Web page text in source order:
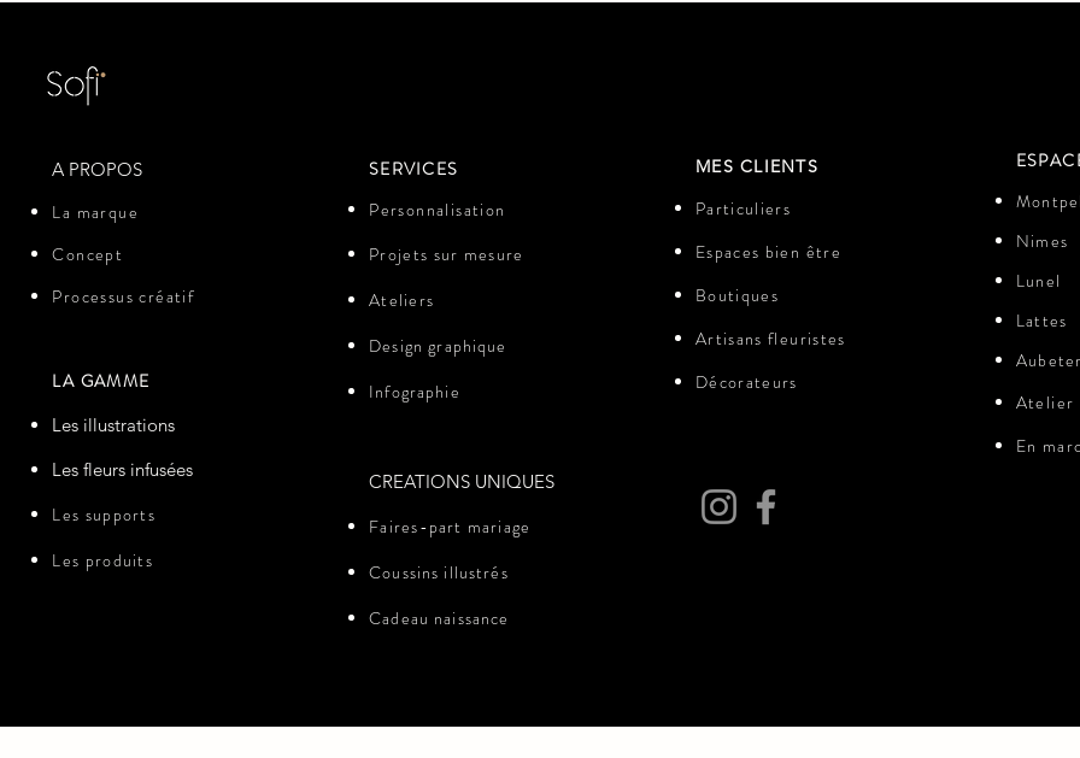
A PROPOS
La marque
Concept
Processus créatif​
LA GAMME
Les illustrations
Les fleurs infusées
Les supports
Les produits
SERVICES
Personnalisation
Projets sur mesure
Ateliers
Design graphique
Infographie
CREATIONS UNIQUES​
Faires-part mariage
Coussins illustrés
Cadeau naissance
MES CLIENTS
Particuliers
Espaces bien être​
Boutiques
Artisans fleuristes
Décorateurs
Nimes
Lunel
Lattes
Atelier
En